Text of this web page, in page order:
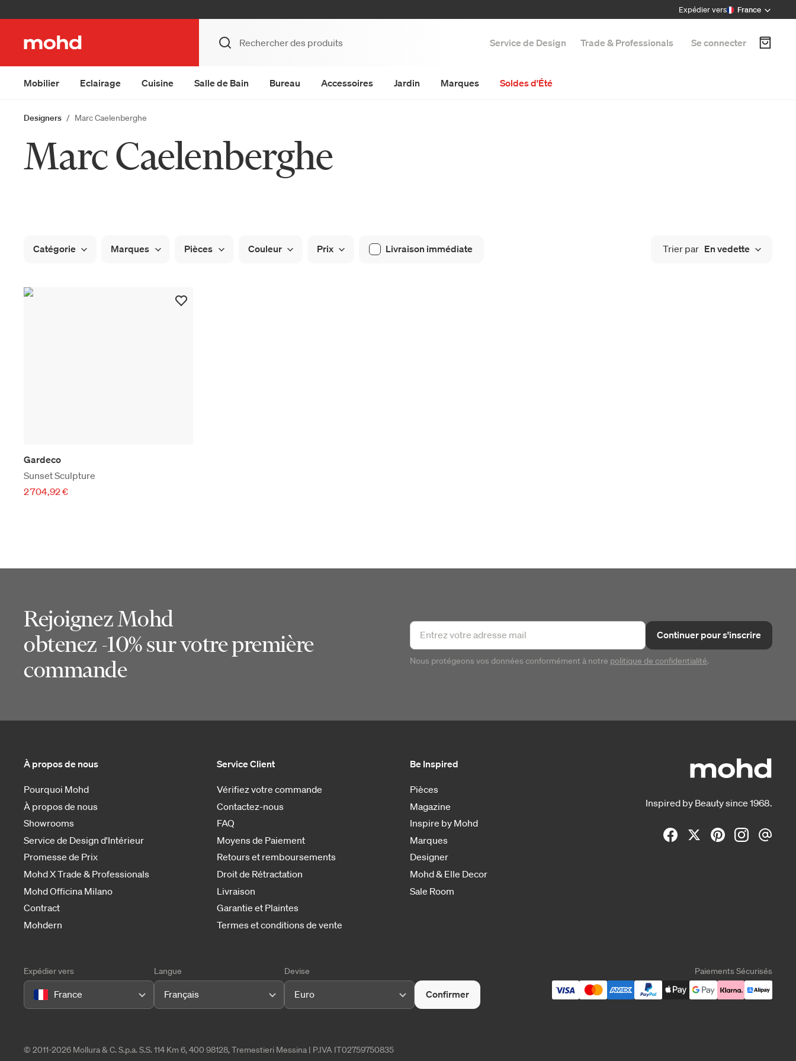
Expédier vers France
Service de Design Trade & Professionals Se connecter
Mobilier Eclairage Cuisine Salle de Bain Bureau Accessoires Jardin Marques Soldes d'Été
Designers Marc Caelenberghe
Marc Caelenberghe
Catégorie Marques Pièces Couleur Prix Livraison immédiate Trier par En vedette
Gardeco
Sunset Sculpture
2 704,92 €
Rejoignez Mohd
obtenez -10% sur votre première
commande
Continuer pour s'inscrire
Nous protégeons vos données conformément à notre politique de confidentialité.
Inspired by Beauty since 1968.
À propos de nous
Pourquoi Mohd
À propos de nous
Showrooms
Service de Design d'Intérieur
Promesse de Prix
Mohd X Trade & Professionals
Mohd Officina Milano
Contract
Mohdern
Service Client
Vérifiez votre commande
Contactez-nous
FAQ
Moyens de Paiement
Retours et remboursements
Droit de Rétractation
Livraison
Garantie et Plaintes
Termes et conditions de vente
Be Inspired
Pièces
Magazine
Inspire by Mohd
Marques
Designer
Mohd & Elle Decor
Sale Room
Expédier vers
France
Langue
Français
Devise
Euro Confirmer
Paiements Sécurisés
© 2011-2026 Mollura & C. S.p.a. S.S. 114 Km 6, 400 98128, Tremestieri Messina | P.IVA IT02759750835